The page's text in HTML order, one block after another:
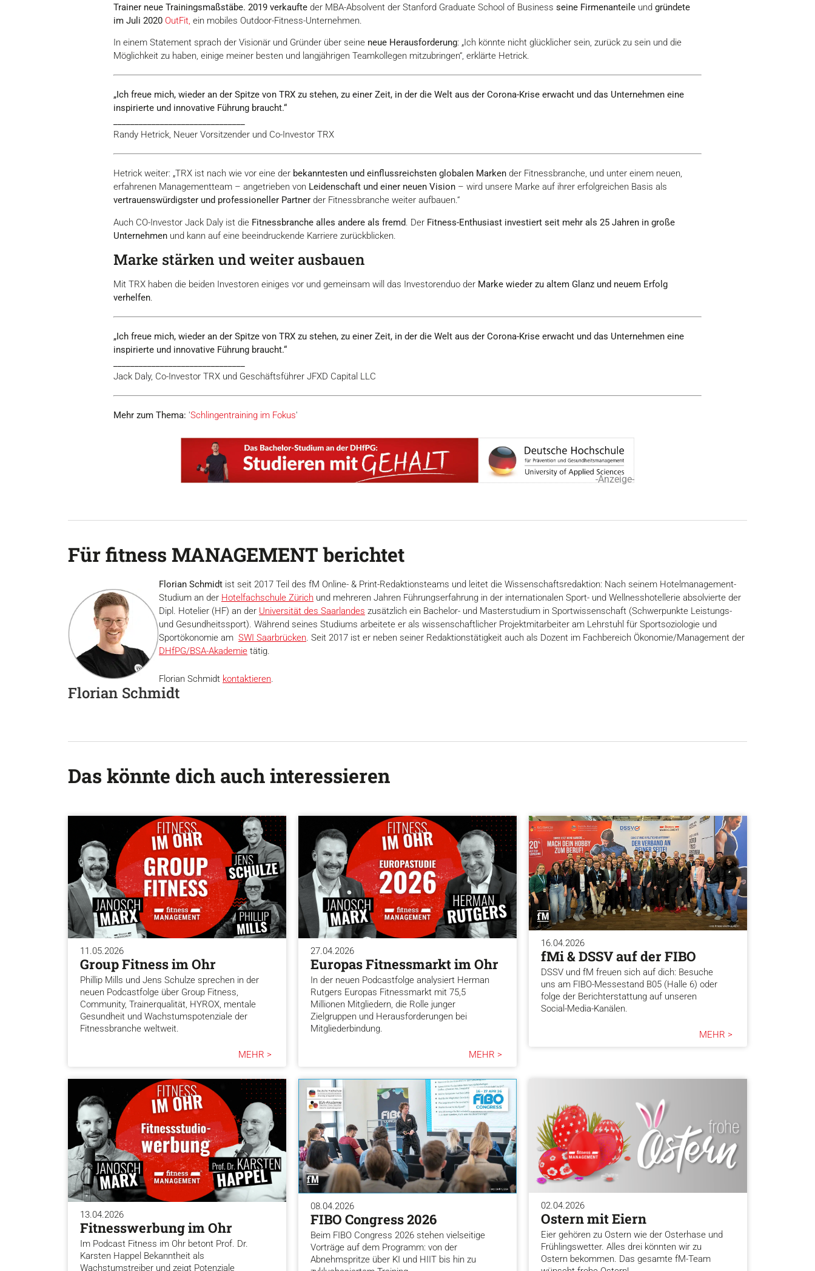
Trainer neue Trainingsmaßstäbe. 2019 verkaufte der MBA-Absolvent der Stanford Graduate School of Business seine Firmenanteile und gründete
im Juli 2020 OutFit, ein mobiles Outdoor-Fitness-Unternehmen.
In einem Statement sprach der Visionär und Gründer über seine neue Herausforderung: „Ich könnte nicht glücklicher sein, zurück zu sein und die
Möglichkeit zu haben, einige meiner besten und langjährigen Teamkollegen mitzubringen“, erklärte Hetrick.
„Ich freue mich, wieder an der Spitze von TRX zu stehen, zu einer Zeit, in der die Welt aus der Corona-Krise erwacht und das Unternehmen eine
inspirierte und innovative Führung braucht.“
Randy Hetrick, Neuer Vorsitzender und Co-Investor TRX
Hetrick weiter: „TRX ist nach wie vor eine der bekanntesten und einflussreichsten globalen Marken der Fitnessbranche, und unter einem neuen,
erfahrenen Managementteam – angetrieben von Leidenschaft und einer neuen Vision – wird unsere Marke auf ihrer erfolgreichen Basis als
vertrauenswürdigster und professioneller Partner der Fitnessbranche weiter aufbauen.“
Auch CO-Investor Jack Daly ist die Fitnessbranche alles andere als fremd. Der Fitness-Enthusiast investiert seit mehr als 25 Jahren in große
Unternehmen und kann auf eine beeindruckende Karriere zurückblicken.
Marke stärken und weiter ausbauen
Mit TRX haben die beiden Investoren einiges vor und gemeinsam will das Investorenduo der Marke wieder zu altem Glanz und neuem Erfolg
verhelfen.
„Ich freue mich, wieder an der Spitze von TRX zu stehen, zu einer Zeit, in der die Welt aus der Corona-Krise erwacht und das Unternehmen eine
inspirierte und innovative Führung braucht.“
Jack Daly, Co-Investor TRX und Geschäftsführer JFXD Capital LLC
Mehr zum Thema: 'Schlingentraining im Fokus'
-Anzeige-
Für fitness MANAGEMENT berichtet
Florian Schmidt
Florian Schmidt ist seit 2017 Teil des fM Online- & Print-Redaktionsteams und leitet die Wissenschaftsredaktion: Nach seinem Hotelmanagement-
Studium an der Hotelfachschule Zürich und mehreren Jahren Führungserfahrung in der internationalen Sport- und Wellnesshotellerie absolvierte der
Dipl. Hotelier (HF) an der Universität des Saarlandes zusätzlich ein Bachelor- und Masterstudium in Sportwissenschaft (Schwerpunkte Leistungs-
und Gesundheitssport). Während seines Studiums arbeitete er als wissenschaftlicher Projektmitarbeiter am Lehrstuhl für Sportsoziologie und
Sportökonomie am SWI Saarbrücken. Seit 2017 ist er neben seiner Redaktionstätigkeit auch als Dozent im Fachbereich Ökonomie/Management der
DHfPG/BSA-Akademie tätig.
Florian Schmidt kontaktieren.
Das könnte dich auch interessieren
11.05.2026
Group Fitness im Ohr
Phillip Mills und Jens Schulze sprechen in der
neuen Podcastfolge über Group Fitness,
Community, Trainerqualität, HYROX, mentale
Gesundheit und Wachstumspotenziale der
Fitnessbranche weltweit.
MEHR >
27.04.2026
Europas Fitnessmarkt im Ohr
In der neuen Podcastfolge analysiert Herman
Rutgers Europas Fitnessmarkt mit 75,5
Millionen Mitgliedern, die Rolle junger
Zielgruppen und Herausforderungen bei
Mitgliederbindung.
MEHR >
16.04.2026
fMi & DSSV auf der FIBO
DSSV und fM freuen sich auf dich: Besuche
uns am FIBO-Messestand B05 (Halle 6) oder
folge der Berichterstattung auf unseren
Social-Media-Kanälen.
MEHR >
13.04.2026
Fitnesswerbung im Ohr
Im Podcast Fitness im Ohr betont Prof. Dr.
Karsten Happel Bekanntheit als
Wachstumstreiber und zeigt Potenziale
08.04.2026
FIBO Congress 2026
Beim FIBO Congress 2026 stehen vielseitige
Vorträge auf dem Programm: von der
Abnehmspritze über KI und HIIT bis hin zu
02.04.2026
Ostern mit Eiern
Eier gehören zu Ostern wie der Osterhase und
Frühlingswetter. Alles drei könnten wir zu
Ostern bekommen. Das gesamte fM-Team